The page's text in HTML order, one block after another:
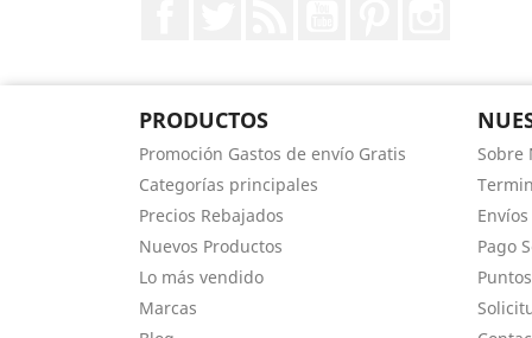
PRODUCTOS
Promoción Gastos de envío Gratis
Categorías principales
Precios Rebajados
Nuevos Productos
Lo más vendido
Marcas
Sobre
Pago